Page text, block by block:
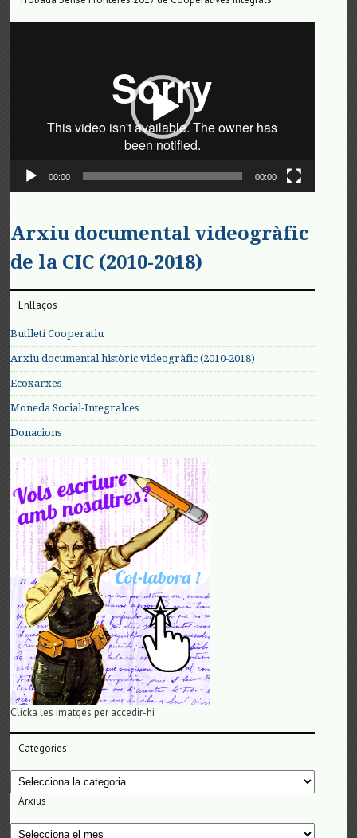
00:00 00:00
Arxiu documental videogràfic
de la CIC (2010-2018)
Enllaços
Butlletí Cooperatiu
Arxiu documental històric videogràfic (2010-2018)
Ecoxarxes
Moneda Social-Integralces
Donacions
Clicka les imatges per accedir-hi
Categories
Categories
Arxius
Arxius